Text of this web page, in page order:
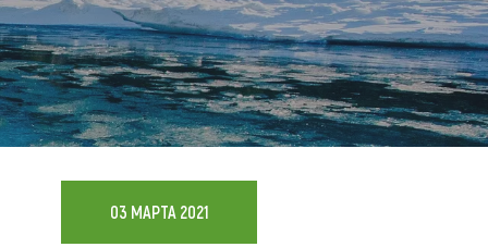
Санатории
Гостиницы, отели
Коттеджи, базы
Сельские усадьбы
Мотели, придорожные отели
03 МАРТА 2021